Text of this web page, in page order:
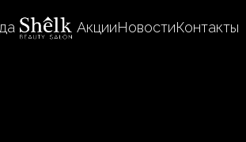
АкцииНовостиКонтакты